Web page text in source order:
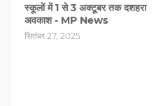
स्कूलों में 1 से 3 अक्टूबर तक दशहरा
अवकाश - MP News
सितंबर 27, 2025